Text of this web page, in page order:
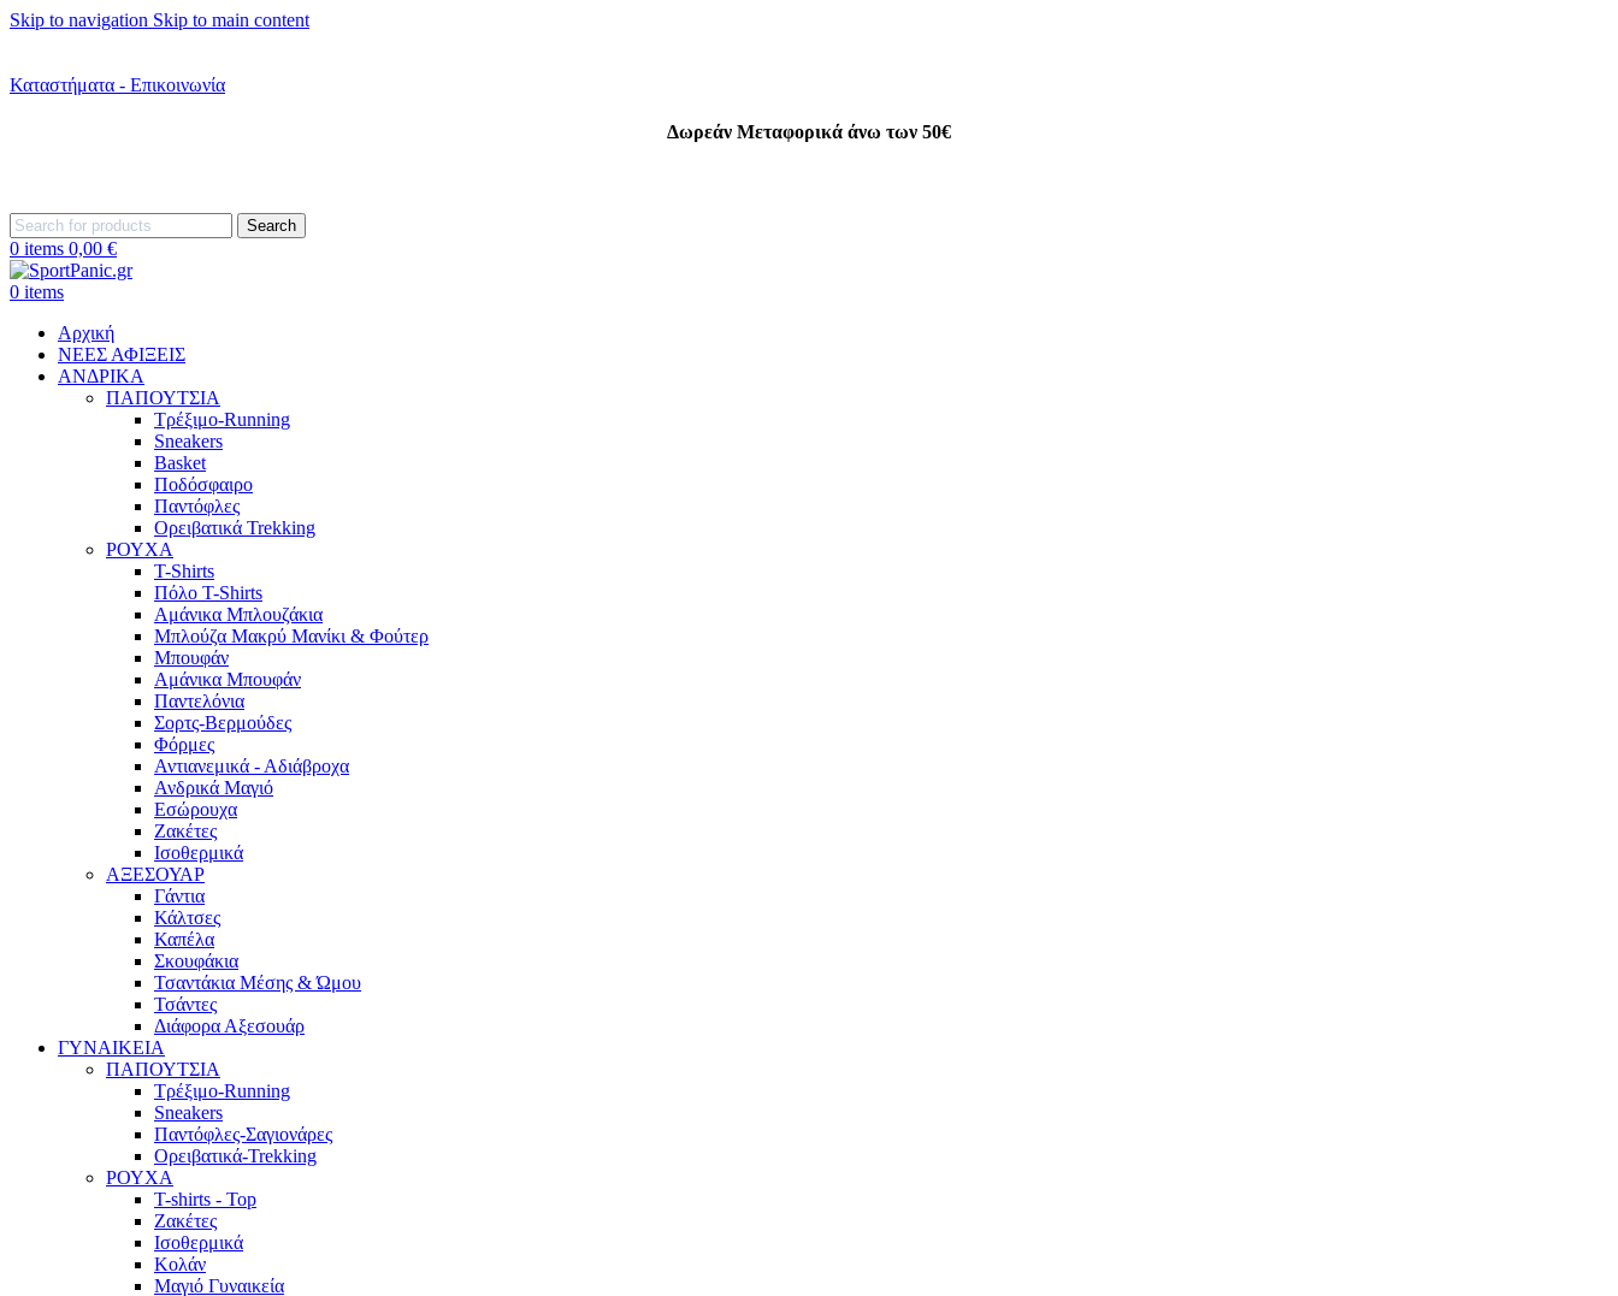
Skip to navigation Skip to main content
Καταστήματα - Επικοινωνία
Δωρεάν Μεταφορικά άνω των 50€
Search
0 items 0,00 €
0 items
Αρχική
ΝΕΕΣ ΑΦΙΞΕΙΣ
AΝΔΡΙΚΑ
ΠΑΠΟΥΤΣΙΑ
Τρέξιμο-Running
Sneakers
Basket
Ποδόσφαιρο
Παντόφλες
Ορειβατικά Trekking
ΡΟΥΧΑ
T-Shirts
Πόλο T-Shirts
Αμάνικα Μπλουζάκια
Μπλούζα Μακρύ Μανίκι & Φούτερ
Μπουφάν
Αμάνικα Μπουφάν
Παντελόνια
Σορτς-Βερμούδες
Φόρμες
Αντιανεμικά - Αδιάβροχα
Ανδρικά Μαγιό
Εσώρουχα
Ζακέτες
Ισοθερμικά
ΑΞΕΣΟΥΑΡ
Γάντια
Κάλτσες
Καπέλα
Σκουφάκια
Τσαντάκια Μέσης & Ώμου
Τσάντες
Διάφορα Αξεσουάρ
ΓΥΝΑΙΚΕΙΑ
ΠΑΠΟΥΤΣΙΑ
Τρέξιμο-Running
Sneakers
Παντόφλες-Σαγιονάρες
Ορειβατικά-Trekking
ΡΟΥΧΑ
T-shirts - Top
Ζακέτες
Ισοθερμικά
Κολάν
Μαγιό Γυναικεία